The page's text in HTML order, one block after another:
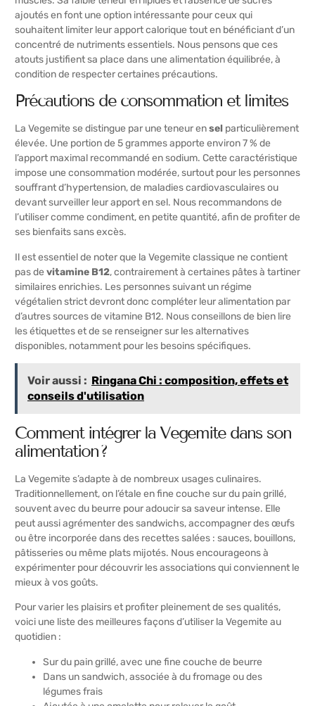
ajoutés en font une option intéressante pour ceux qui
souhaitent limiter leur apport calorique tout en bénéficiant d’un
concentré de nutriments essentiels. Nous pensons que ces
atouts justifient sa place dans une alimentation équilibrée, à
condition de respecter certaines précautions.
Précautions de consommation et limites
La Vegemite se distingue par une teneur ensel particulièrement
élevée. Une portion de 5 grammes apporte environ 7 % de
l’apport maximal recommandé en sodium. Cette caractéristique
impose une consommation modérée, surtout pour les personnes
souffrant d’hypertension, de maladies cardiovasculaires ou
devant surveiller leur apport en sel. Nous recommandons de
l’utiliser comme condiment, en petite quantité, afin de profiter de
ses bienfaits sans excès.
Il est essentiel de noter que la Vegemite classique ne contient
pas de vitamine B12, contrairement à certaines pâtes à tartiner
similaires enrichies. Les personnes suivant un régime
végétalien strict devront donc compléter leur alimentation par
d’autres sources de vitamine B12. Nous conseillons de bien lire
les étiquettes et de se renseigner sur les alternatives
disponibles, notamment pour les besoins spécifiques.
Voir aussi : Ringana Chi : composition, effets et
conseils d'utilisation
Comment intégrer la Vegemite dans son
alimentation ?
La Vegemite s’adapte à de nombreux usages culinaires.
Traditionnellement, on l’étale en fine couche sur du pain grillé,
souvent avec du beurre pour adoucir sa saveur intense. Elle
peut aussi agrémenter des sandwichs, accompagner des œufs
ou être incorporée dans des recettes salées : sauces, bouillons,
pâtisseries ou même plats mijotés. Nous encourageons à
expérimenter pour découvrir les associations qui conviennent le
mieux à vos goûts.
Pour varier les plaisirs et profiter pleinement de ses qualités,
voici une liste des meilleures façons d’utiliser la Vegemite au
quotidien :
Sur du pain grillé, avec une fine couche de beurre
Dans un sandwich, associée à du fromage ou des
légumes frais